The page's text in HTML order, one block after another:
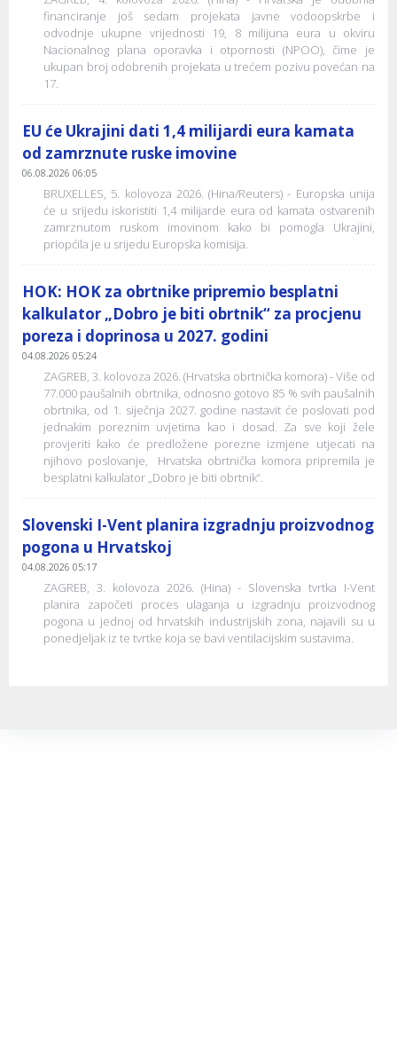
financiranje još sedam projekata javne vodoopskrbe i
odvodnje ukupne vrijednosti 19, 8 milijuna eura u okviru
Nacionalnog plana oporavka i otpornosti (NPOO), čime je
ukupan broj odobrenih projekata u trećem pozivu povećan na
17.
EU će Ukrajini dati 1,4 milijardi eura kamata
od zamrznute ruske imovine
06.08.2026 06:05
BRUXELLES, 5. kolovoza 2026. (Hina/Reuters) - Europska unija
će u srijedu iskoristiti 1,4 milijarde eura od kamata ostvarenih
zamrznutom ruskom imovinom kako bi pomogla Ukrajini,
priopćila je u srijedu Europska komisija.
HOK: HOK za obrtnike pripremio besplatni
kalkulator „Dobro je biti obrtnik“ za procjenu
poreza i doprinosa u 2027. godini
04.08.2026 05:24
ZAGREB, 3. kolovoza 2026. (Hrvatska obrtnička komora) - Više od
77.000 paušalnih obrtnika, odnosno gotovo 85 % svih paušalnih
obrtnika, od 1. siječnja 2027. godine nastavit će poslovati pod
jednakim poreznim uvjetima kao i dosad. Za sve koji žele
provjeriti kako će predložene porezne izmjene utjecati na
njihovo poslovanje, Hrvatska obrtnička komora pripremila je
besplatni kalkulator „Dobro je biti obrtnik“.
Slovenski I-Vent planira izgradnju proizvodnog
pogona u Hrvatskoj
04.08.2026 05:17
ZAGREB, 3. kolovoza 2026. (Hina) - Slovenska tvrtka I-Vent
planira započeti proces ulaganja u izgradnju proizvodnog
pogona u jednoj od hrvatskih industrijskih zona, najavili su u
ponedjeljak iz te tvrtke koja se bavi ventilacijskim sustavima.